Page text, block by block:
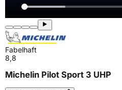
Fabelhaft
8,8
Michelin Pilot Sport 3 UHP